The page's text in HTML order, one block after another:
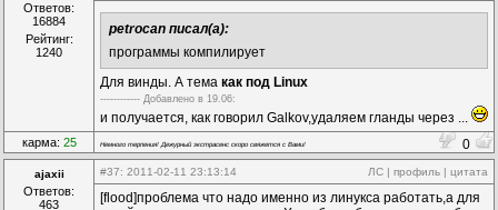
Ответов:
16884
Рейтинг:
1240
petrocan писал(а):
программы компилирует
Для винды. А тема как под Linux
------------ Дoбавленo в 19.06:
и получается, как говорил Galkov,удаляем гланды через ...
карма: 25 Немного терпения! Дежурный экстрасенс скоро свяжется с Вами! 0
ajaxii
Ответов:
463
#37: 2011-02-11 23:13:14 ЛС | профиль | цитата
[flood]проблема что надо именно из линукса работать,а для